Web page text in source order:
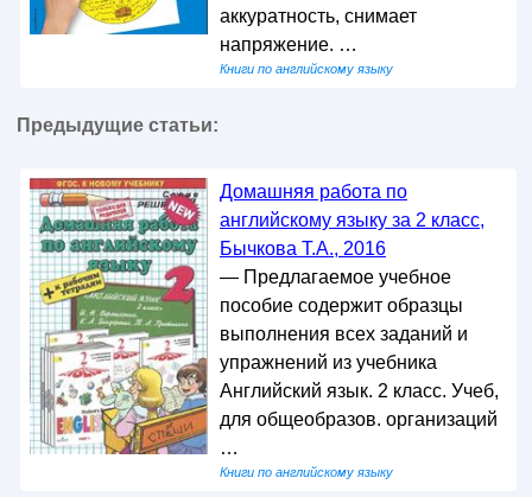
аккуратность, снимает
напряжение. …
Книги по английскому языку
Предыдущие статьи:
Домашняя работа по
английскому языку за 2 класс,
Бычкова Т.А., 2016
— Предлагаемое учебное
пособие содержит образцы
выполнения всех заданий и
упражнений из учебника
Английский язык. 2 класс. Учеб,
для общеобразов. организаций
…
Книги по английскому языку